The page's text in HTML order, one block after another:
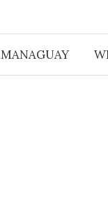
MANAGUAY